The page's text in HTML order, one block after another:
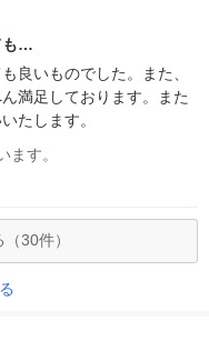
も…
良いものでした。また、
満足しております。また
たします。
ます。
30件）